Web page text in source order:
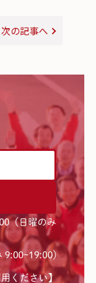
次の記事へ
（日曜のみ
9:00~19:00）
ください】